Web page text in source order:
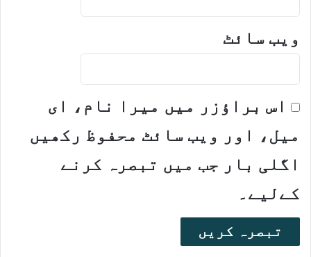
ویب‌ سائٹ
اس براؤزر میں میرا نام، ای
میل، اور ویب سائٹ محفوظ رکھیں
اگلی بار جب میں تبصرہ کرنے
کےلیے۔